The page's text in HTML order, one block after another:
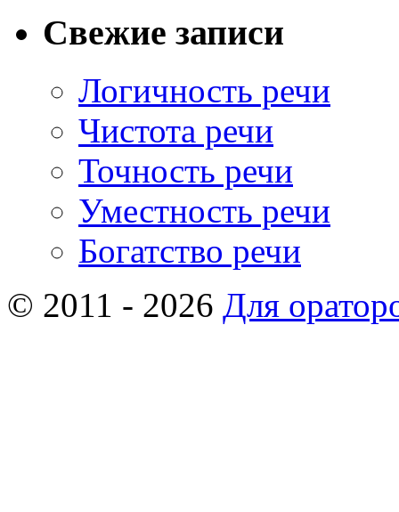
Свежие записи
Логичность речи
Чистота речи
Точность речи
Уместность речи
Богатство речи
© 2011 - 2026 Для